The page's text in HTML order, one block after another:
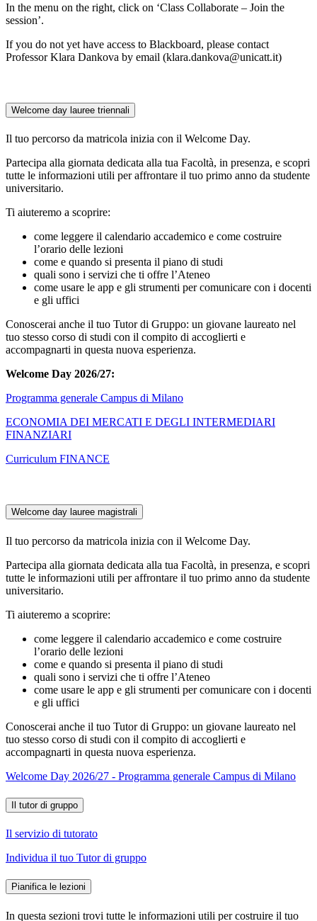
In the menu on the right, click on ‘Class Collaborate – Join the
session’.
If you do not yet have access to Blackboard, please contact
Professor Klara Dankova by email (klara.dankova@unicatt.it)
Welcome day lauree triennali
Il tuo percorso da matricola inizia con il Welcome Day.
Partecipa alla giornata dedicata alla tua Facoltà, in presenza, e scopri
tutte le informazioni utili per affrontare il tuo primo anno da studente
universitario.
Ti aiuteremo a scoprire:
come leggere il calendario accademico e come costruire
l’orario delle lezioni
come e quando si presenta il piano di studi
quali sono i servizi che ti offre l’Ateneo
come usare le app e gli strumenti per comunicare con i docenti
e gli uffici
Conoscerai anche il tuo Tutor di Gruppo: un giovane laureato nel
tuo stesso corso di studi con il compito di accoglierti e
accompagnarti in questa nuova esperienza.
Welcome Day 2026/27:
Programma generale Campus di Milano
ECONOMIA DEI MERCATI E DEGLI INTERMEDIARI
FINANZIARI
Curriculum FINANCE
Welcome day lauree magistrali
Il tuo percorso da matricola inizia con il Welcome Day.
Partecipa alla giornata dedicata alla tua Facoltà, in presenza, e scopri
tutte le informazioni utili per affrontare il tuo primo anno da studente
universitario.
Ti aiuteremo a scoprire:
come leggere il calendario accademico e come costruire
l’orario delle lezioni
come e quando si presenta il piano di studi
quali sono i servizi che ti offre l’Ateneo
come usare le app e gli strumenti per comunicare con i docenti
e gli uffici
Conoscerai anche il tuo Tutor di Gruppo: un giovane laureato nel
tuo stesso corso di studi con il compito di accoglierti e
accompagnarti in questa nuova esperienza.
Welcome Day 2026/27 - Programma generale Campus di Milano
Il tutor di gruppo
Il servizio di tutorato
Individua il tuo Tutor di gruppo
Pianifica le lezioni
In questa sezioni trovi tutte le informazioni utili per costruire il tuo